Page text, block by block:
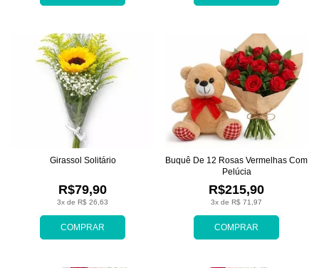
COMPRAR
3x de R$ 26,63
R$79,90
Girassol Solitário
COMPRAR
3x de R$ 71,97
R$215,90
Buquê De 12 Rosas Vermelhas Com
Pelúcia